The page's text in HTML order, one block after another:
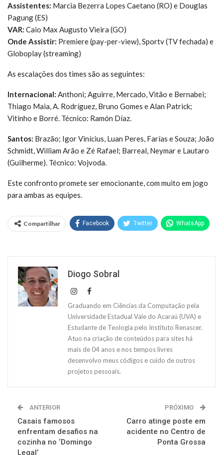
Assistentes: Marcia Bezerra Lopes Caetano (RO) e Douglas
Pagung (ES)
VAR: Caio Max Augusto Vieira (GO)
Onde Assistir: Premiere (pay-per-view), Sportv (TV fechada) e
Globoplay (streaming)
As escalações dos times são as seguintes:
Internacional: Anthoni; Aguirre, Mercado, Vitão e Bernabei;
Thiago Maia, A. Rodríguez, Bruno Gomes e Alan Patrick;
Vitinho e Borré. Técnico: Ramón Díaz.
Santos: Brazão; Igor Vinícius, Luan Peres, Farías e Souza; João
Schmidt, William Arão e Zé Rafael; Barreal, Neymar e Lautaro
(Guilherme). Técnico: Vojvoda.
Este confronto promete ser emocionante, com muito em jogo
para ambas as equipes.
Compartilhar Facebook Twitter WhatsApp
Diogo Sobral
Graduando em Ciências da Computação pela
Universidade Estadual Vale do Acaraú (UVA) e
Estudante de Teologia pelo Instituto Renascer.
Atuo na criação de conteúdos para sites há
mais de 04 anos e nos tempos livres
desenvolvo meus códigos e cuido de outros
projetos pessoais.
ANTERIOR
Casais famosos
enfrentam desafios na
cozinha no ‘Domingo
Legal’
PRÓXIMO
Carro atinge poste em
acidente no Centro de
Ponta Grossa